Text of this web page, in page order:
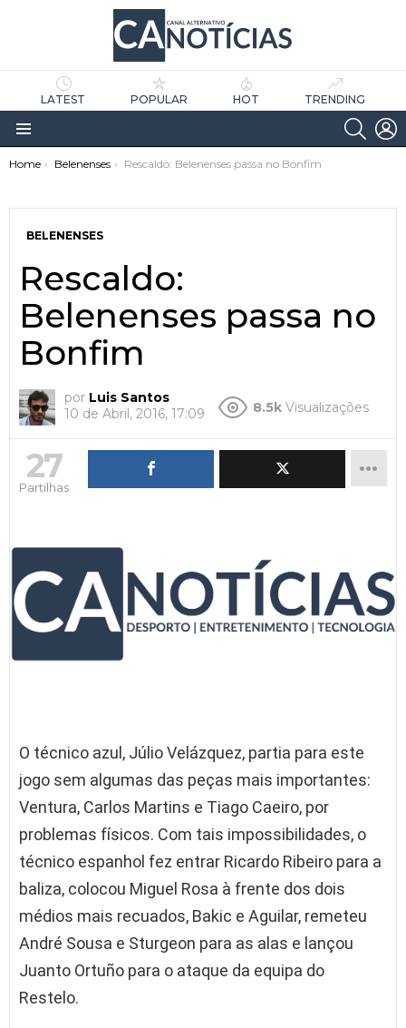
LATEST POPULAR HOT TRENDING
Menu
You are here:
Home Belenenses Rescaldo: Belenenses passa no Bonfim
BELENENSES
Rescaldo:
Belenenses passa no
Bonfim
por Luis Santos
10 de Abril, 2016, 17:09
8.5k Visualizações
27
Partilhas
O técnico azul, Júlio Velázquez, partia para este
jogo sem algumas das peças mais importantes:
Ventura, Carlos Martins e Tiago Caeiro, por
problemas físicos. Com tais impossibilidades, o
técnico espanhol fez entrar Ricardo Ribeiro para a
baliza, colocou Miguel Rosa à frente dos dois
médios mais recuados, Bakic e Aguilar, remeteu
André Sousa e Sturgeon para as alas e lançou
Juanto Ortuño para o ataque da equipa do
Restelo.